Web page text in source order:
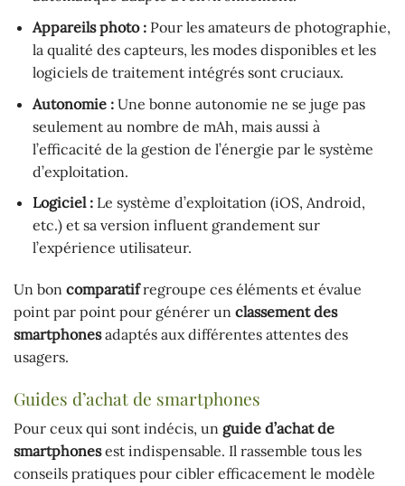
Appareils photo :Pour les amateurs de photographie,
la qualité des capteurs, les modes disponibles et les
logiciels de traitement intégrés sont cruciaux.
Autonomie :Une bonne autonomie ne se juge pas
seulement au nombre de mAh, mais aussi à
l’efficacité de la gestion de l’énergie par le système
d’exploitation.
Logiciel :Le système d’exploitation (iOS, Android,
etc.) et sa version influent grandement sur
l’expérience utilisateur.
Un bon comparatifregroupe ces éléments et évalue
point par point pour générer un classement des
smartphonesadaptés aux différentes attentes des
usagers.
Guides d’achat de smartphones
Pour ceux qui sont indécis, un guide d’achat de
smartphonesest indispensable. Il rassemble tous les
conseils pratiques pour cibler efficacement le modèle